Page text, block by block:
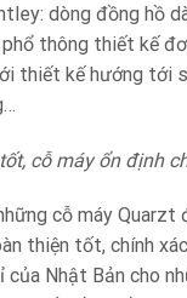
dòng đồng hồ
thông thiết kế
thiết kế hướng tới
cỗ máy ổn định
cỗ máy Quarzt
thiện tốt, chính
của Nhật Bản cho